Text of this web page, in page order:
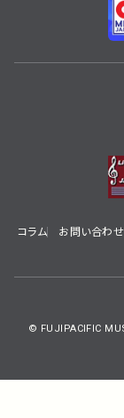
コラム お問い合わせ
© FUJIPACIFIC